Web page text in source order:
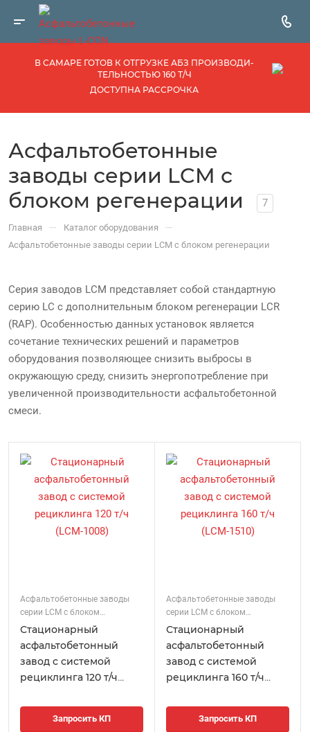
В САМАРЕ ГОТОВ К ОТГРУЗКЕ АБЗ ПРОИЗВОДИ­
ТЕЛЬНОСТЬЮ 160 Т/Ч
ДОСТУПНА РАССРОЧКА
Асфальтобетонные
заводы серии LCM с
блоком регенерации
7
Главная — Каталог оборудования —
Асфальтобетонные заводы серии LCM с блоком регенерации
Серия заводов LCM представляет собой стандартную
серию LC с дополнительным блоком регенерации LCR
(RAP). Особенностью данных установок является
сочетание технических решений и параметров
оборудования позволяющее снизить выбросы в
окружающую среду, снизить энергопотребление при
увеличенной производительности асфальтобетонной
смеси.
Асфальтобетонные заводы
серии LCM с блоком
регенерации
Стационарный
асфальтобетонный
завод с системой
рециклинга 120 т/ч
Запросить КП
Асфальтобетонные заводы
серии LCM с блоком
регенерации
Стационарный
асфальтобетонный
завод с системой
рециклинга 160 т/ч
Запросить КП